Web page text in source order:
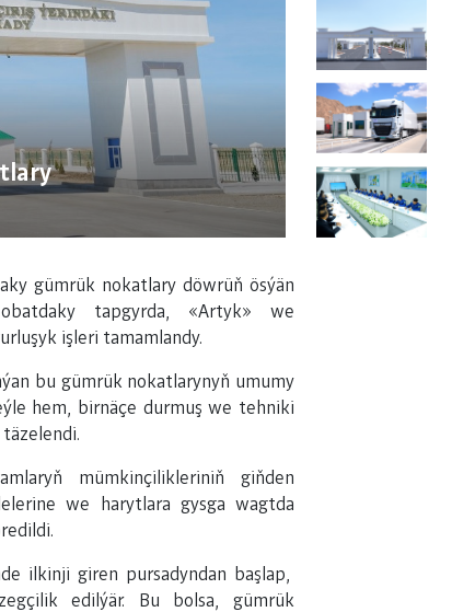
gümrük nokatlary döwrüň ösýän
tapgyrda, «Artyk» we
işleri tamamlandy.
bu gümrük nokatlarynyň umumy
hem, birnäçe durmuş we tehniki
mümkinçilikleriniň giňden
we harytlara gysga wagtda
ilkinji giren pursadyndan başlap,
edilýär. Bu bolsa, gümrük